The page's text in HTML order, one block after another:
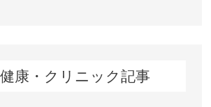
康・クリニック記事